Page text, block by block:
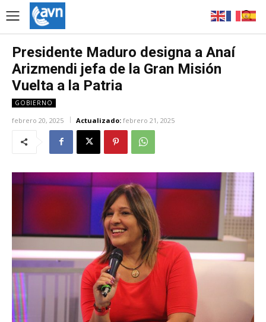
Presidente Maduro designa a Anaí
Arizmendi jefa de la Gran Misión
Vuelta a la Patria
GOBIERNO
febrero 20, 2025 Actualizado: febrero 21, 2025